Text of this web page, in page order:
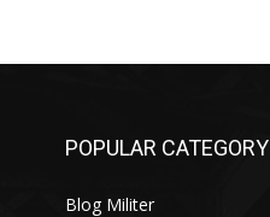
POPULAR CATEGORY
Blog Militer